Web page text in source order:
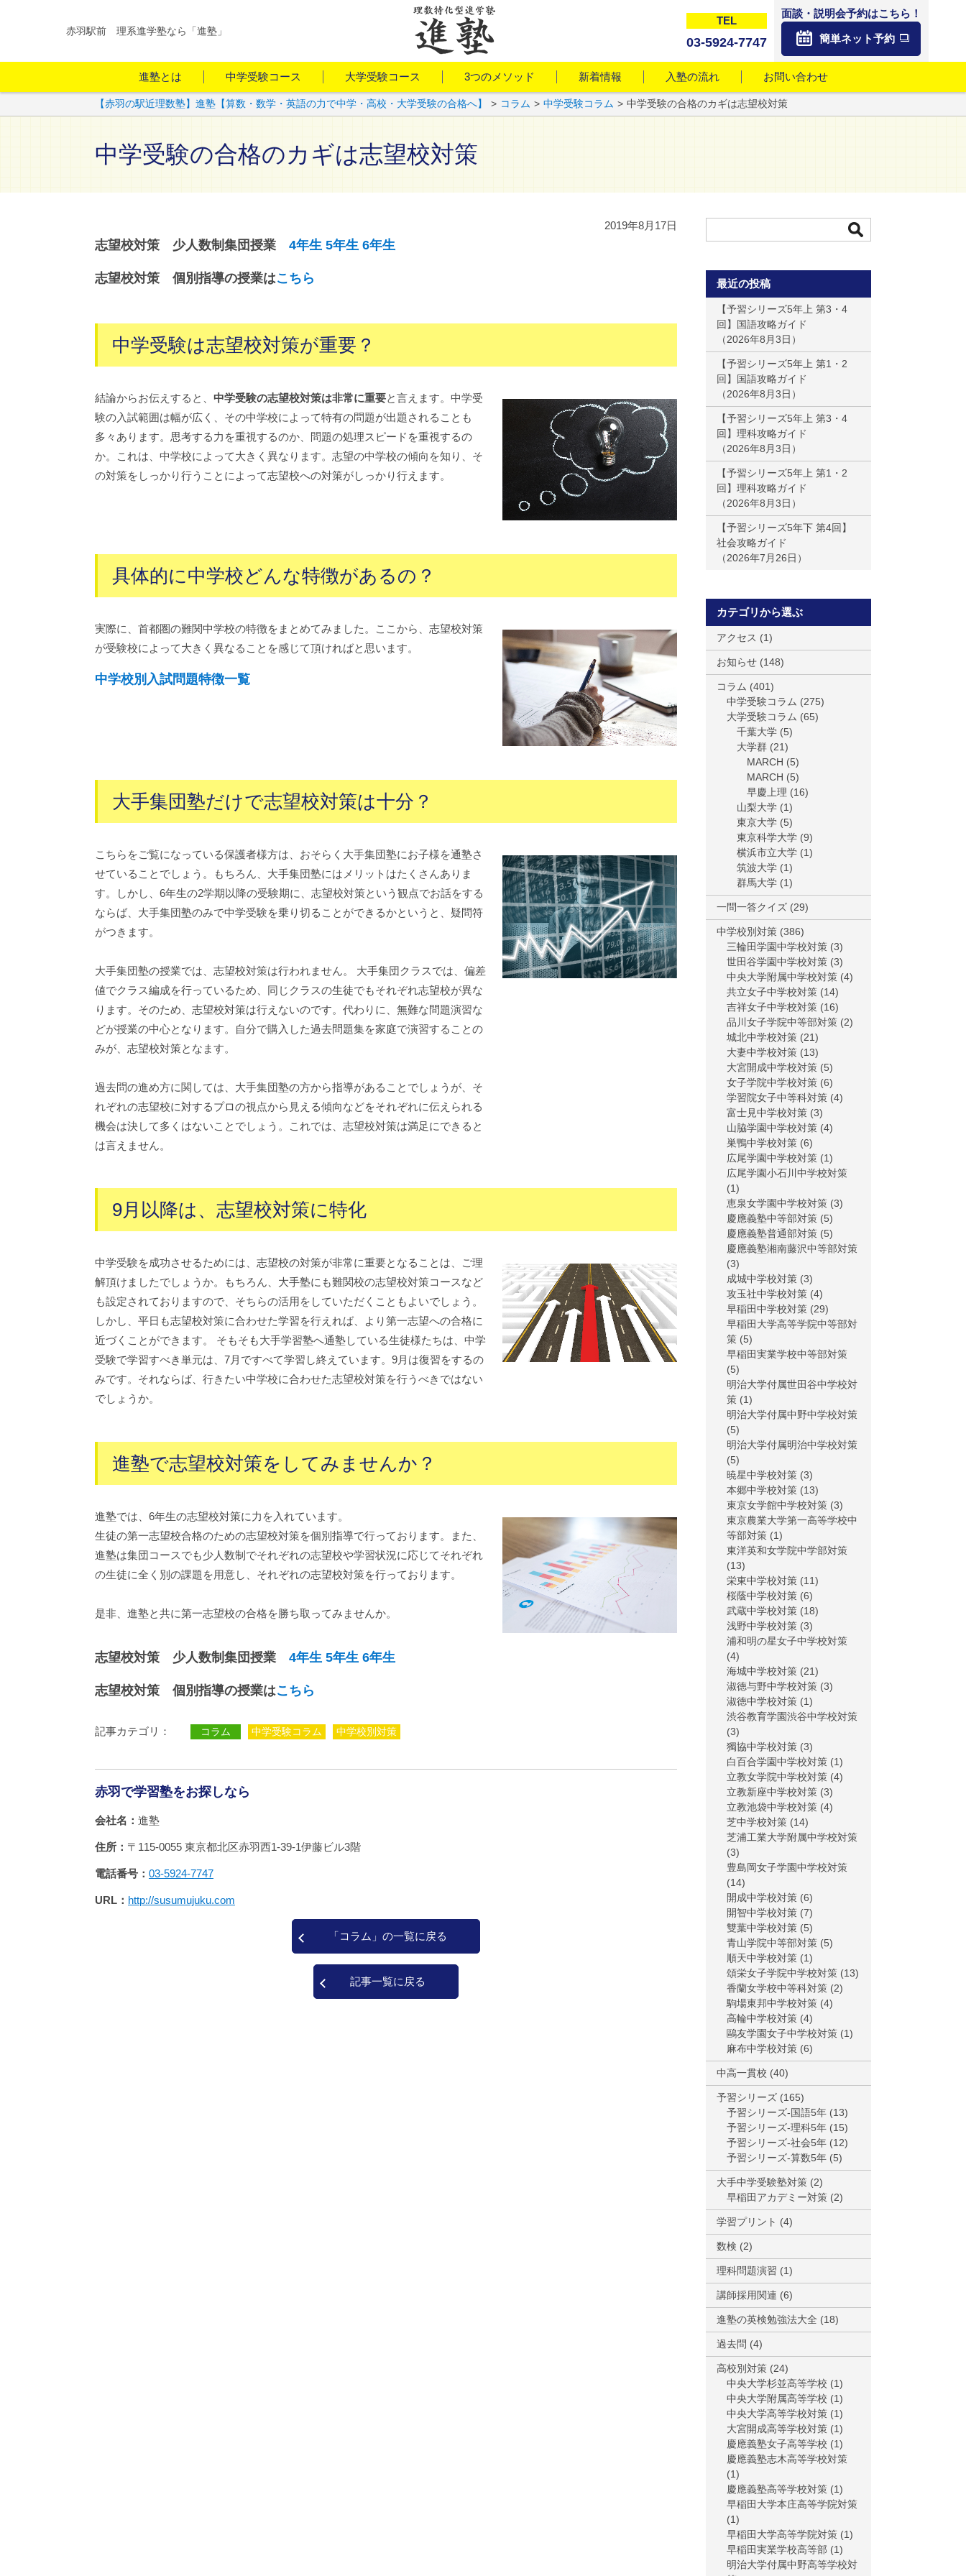
赤羽駅前 理系進学塾なら「進塾」
TEL
03-5924-7747
面談・説明会予約はこちら！
簡単ネット予約
進塾とは 中学受験コース 大学受験コース 3つのメソッド 新着情報 入塾の流れ お問い合わせ
【赤羽の駅近理数塾】進塾【算数・数学・英語の力で中学・高校・大学受験の合格へ】 > コラム > 中学受験コラム > 中学受験の合格のカギは志望校対策
中学受験の合格のカギは志望校対策
2019年8月17日
志望校対策 少人数制集団授業 4年生 5年生 6年生
志望校対策 個別指導の授業はこちら
中学受験は志望校対策が重要？
結論からお伝えすると、 中学受験の志望校対策は非常に重要と言えます。中学受
験の入試範囲は幅が広く、その中学校によって特有の問題が出題されることも
多々あります。思考する力を重視するのか、問題の処理スピードを重視するの
か。これは、中学校によって大きく異なります。志望の中学校の傾向を知り、そ
の対策をしっかり行うことによって志望校への対策がしっかり行えます。
具体的に中学校どんな特徴があるの？
実際に、首都圏の難関中学校の特徴をまとめてみました。ここから、志望校対策
が受験校によって大きく異なることを感じて頂ければと思います。
中学校別入試問題特徴一覧
大手集団塾だけで志望校対策は十分？
こちらをご覧になっている保護者様方は、おそらく大手集団塾にお子様を通塾さ
せていることでしょう。もちろん、大手集団塾にはメリットはたくさんありま
す。しかし、6年生の2学期以降の受験期に、志望校対策という観点でお話をする
ならば、大手集団塾のみで中学受験を乗り切ることができるかというと、疑問符
がつきます。
大手集団塾の授業では、志望校対策は行われません。 大手集団クラスでは、偏差
値でクラス編成を行っているため、同じクラスの生徒でもそれぞれ志望校が異な
ります。そのため、志望校対策は行えないのです。代わりに、無難な問題演習な
どが授業の中心となります。自分で購入した過去問題集を家庭で演習することの
みが、志望校対策となます。
過去問の進め方に関しては、大手集団塾の方から指導があることでしょうが、そ
れぞれの志望校に対するプロの視点から見える傾向などをそれぞれに伝えられる
機会は決して多くはないことでしょう。これでは、志望校対策は満足にできると
は言えません。
9月以降は、志望校対策に特化
中学受験を成功させるためには、志望校の対策が非常に重要となることは、ご理
解頂けましたでしょうか。もちろん、大手塾にも難関校の志望校対策コースなど
も設定されておりますので、そちらの活用をしていただくこともよいでしょう。
しかし、平日も志望校対策に合わせた学習を行えれば、より第一志望への合格に
近づくことができます。 そもそも大手学習塾へ通塾している生徒様たちは、中学
受験で学習すべき単元は、7月ですべて学習し終えています。9月は復習をするの
みです。それならば、行きたい中学校に合わせた志望校対策を行うべきではない
でしょうか。
進塾で志望校対策をしてみませんか？
進塾では、6年生の志望校対策に力を入れています。
生徒の第一志望校合格のための志望校対策を個別指導で行っております。また、
進塾は集団コースでも少人数制でそれぞれの志望校や学習状況に応じてそれぞれ
の生徒に全く別の課題を用意し、それぞれの志望校対策を行っております。
是非、進塾と共に第一志望校の合格を勝ち取ってみませんか。
志望校対策 少人数制集団授業 4年生 5年生 6年生
志望校対策 個別指導の授業はこちら
記事カテゴリ： コラム 中学受験コラム 中学校別対策
赤羽で学習塾をお探しなら
会社名 進塾
住所 〒115-0055 東京都北区赤羽西1‐39‐1伊藤ビル3階
電話番号 03-5924-7747
URL http://susumujuku.com
「コラム」の一覧に戻る
記事一覧に戻る
最近の投稿
【予習シリーズ5年上 第3・4
回】国語攻略ガイド
2026年8月3日
【予習シリーズ5年上 第1・2
回】国語攻略ガイド
2026年8月3日
【予習シリーズ5年上 第3・4
回】理科攻略ガイド
2026年8月3日
【予習シリーズ5年上 第1・2
回】理科攻略ガイド
2026年8月3日
【予習シリーズ5年下 第4回】
社会攻略ガイド
2026年7月26日
カテゴリから選ぶ
アクセス (1)
お知らせ (148)
コラム (401)
中学受験コラム (275)
大学受験コラム (65)
千葉大学 (5)
大学群 (21)
MARCH (5)
MARCH (5)
早慶上理 (16)
山梨大学 (1)
東京大学 (5)
東京科学大学 (9)
横浜市立大学 (1)
筑波大学 (1)
群馬大学 (1)
一問一答クイズ (29)
中学校別対策 (386)
三輪田学園中学校対策 (3)
世田谷学園中学校対策 (3)
中央大学附属中学校対策 (4)
共立女子中学校対策 (14)
吉祥女子中学校対策 (16)
品川女子学院中等部対策 (2)
城北中学校対策 (21)
大妻中学校対策 (13)
大宮開成中学校対策 (5)
女子学院中学校対策 (6)
学習院女子中等科対策 (4)
富士見中学校対策 (3)
山脇学園中学校対策 (4)
巣鴨中学校対策 (6)
広尾学園中学校対策 (1)
広尾学園小石川中学校対策
(1)
恵泉女学園中学校対策 (3)
慶應義塾中等部対策 (5)
慶應義塾普通部対策 (5)
慶應義塾湘南藤沢中等部対策
(3)
成城中学校対策 (3)
攻玉社中学校対策 (4)
早稲田中学校対策 (29)
早稲田大学高等学院中等部対
策 (5)
早稲田実業学校中等部対策
(5)
明治大学付属世田谷中学校対
策 (1)
明治大学付属中野中学校対策
(5)
明治大学付属明治中学校対策
(5)
暁星中学校対策 (3)
本郷中学校対策 (13)
東京女学館中学校対策 (3)
東京農業大学第一高等学校中
等部対策 (1)
東洋英和女学院中学部対策
(13)
栄東中学校対策 (11)
桜蔭中学校対策 (6)
武蔵中学校対策 (18)
浅野中学校対策 (3)
浦和明の星女子中学校対策
(4)
海城中学校対策 (21)
淑徳与野中学校対策 (3)
淑徳中学校対策 (1)
渋谷教育学園渋谷中学校対策
(3)
獨協中学校対策 (3)
白百合学園中学校対策 (1)
立教女学院中学校対策 (4)
立教新座中学校対策 (3)
立教池袋中学校対策 (4)
芝中学校対策 (14)
芝浦工業大学附属中学校対策
(3)
豊島岡女子学園中学校対策
(14)
開成中学校対策 (6)
開智中学校対策 (7)
雙葉中学校対策 (5)
青山学院中等部対策 (5)
順天中学校対策 (1)
頌栄女子学院中学校対策 (13)
香蘭女学校中等科対策 (2)
駒場東邦中学校対策 (4)
高輪中学校対策 (4)
鷗友学園女子中学校対策 (1)
麻布中学校対策 (6)
中高一貫校 (40)
予習シリーズ (165)
予習シリーズ-国語5年 (13)
予習シリーズ-理科5年 (15)
予習シリーズ-社会5年 (12)
予習シリーズ-算数5年 (5)
大手中学受験塾対策 (2)
早稲田アカデミー対策 (2)
学習プリント (4)
数検 (2)
理科問題演習 (1)
講師採用関連 (6)
進塾の英検勉強法大全 (18)
過去問 (4)
高校別対策 (24)
中央大学杉並高等学校 (1)
中央大学附属高等学校 (1)
中央大学高等学校対策 (1)
大宮開成高等学校対策 (1)
慶應義塾女子高等学校 (1)
慶應義塾志木高等学校対策
(1)
慶應義塾高等学校対策 (1)
早稲田大学本庄高等学院対策
(1)
早稲田大学高等学院対策 (1)
早稲田実業学校高等部 (1)
明治大学付属中野高等学校対